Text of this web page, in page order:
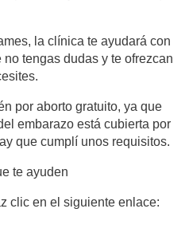
la clínica te ayudará con
tengas dudas y te ofrezcan
por aborto gratuito, ya que
embarazo está cubierta por
que cumplí unos requisitos.
te ayuden
clic en el siguiente enlace: